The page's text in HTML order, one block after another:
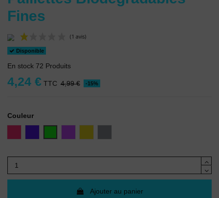
Fines
Disponible
En stock 72 Produits
4,24 € TTC 4,99 € -15%
Couleur
Ajouter au panier